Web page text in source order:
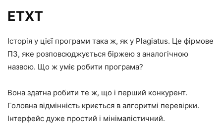
ETXT
Історія у цієї програми така ж, як у Plagiatus. Це фірмове
ПЗ, яке розповсюджується біржею з аналогічною
назвою. Що ж уміє робити програма?
Вона здатна робити те ж, що і перший конкурент.
Головна відмінність криється в алгоритмі перевірки.
Інтерфейс дуже простий і мінімалістичний.